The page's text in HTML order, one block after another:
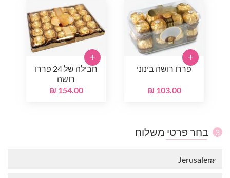
פררו רושה בינוני
103.00 ₪
+
חבילה של 24 פררו
רושה
154.00 ₪
+
3 בחר פרטי משלוח
Jerusalem